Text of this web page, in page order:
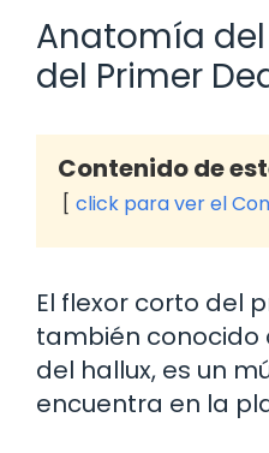
Anatomía del
del Primer
Contenido de
click para ver el
El flexor corto del
también conocido
del hallux, es un
encuentra en la